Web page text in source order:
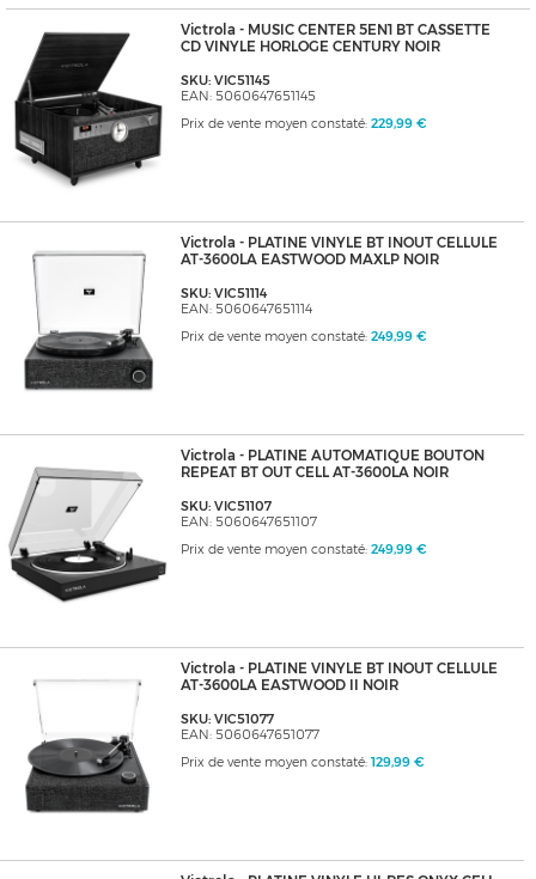
Victrola - MUSIC CENTER 5EN1 BT CASSETTE
CD VINYLE HORLOGE CENTURY NOIR
SKU: VIC51145
EAN: 5060647651145
Prix de vente moyen constaté: 229,99 €
Victrola - PLATINE VINYLE BT INOUT CELLULE
AT-3600LA EASTWOOD MAXLP NOIR
SKU: VIC51114
EAN: 5060647651114
Prix de vente moyen constaté: 249,99 €
Victrola - PLATINE AUTOMATIQUE BOUTON
REPEAT BT OUT CELL AT-3600LA NOIR
SKU: VIC51107
EAN: 5060647651107
Prix de vente moyen constaté: 249,99 €
Victrola - PLATINE VINYLE BT INOUT CELLULE
AT-3600LA EASTWOOD II NOIR
SKU: VIC51077
EAN: 5060647651077
Prix de vente moyen constaté: 129,99 €